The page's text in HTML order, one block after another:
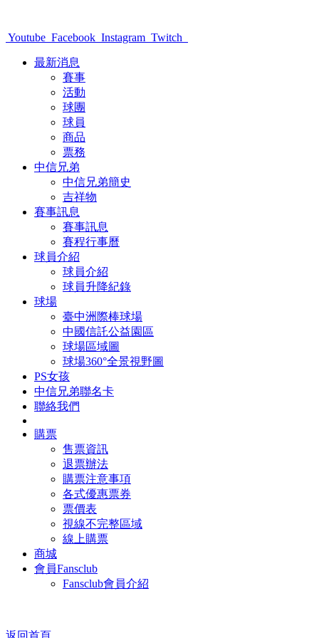
Youtube Facebook Instagram Twitch
最新消息
賽事
活動
球團
球員
商品
票務
中信兄弟
中信兄弟簡史
吉祥物
賽事訊息
賽事訊息
賽程行事曆
球員介紹
球員介紹
球員升降紀錄
球場
臺中洲際棒球場
中國信託公益園區
球場區域圖
球場360°全景視野圖
PS女孩
中信兄弟聯名卡
聯絡我們
購票
售票資訊
退票辦法
購票注意事項
各式優惠票券
票價表
視線不完整區域
線上購票
商城
會員Fansclub
Fansclub會員介紹
返回首頁